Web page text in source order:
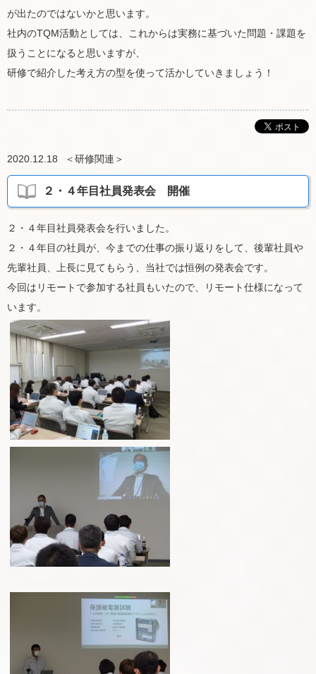
が出たのではないかと思います。
社内のTQM活動としては、これからは実務に基づいた問題・課題を
扱うことになると思いますが、
研修で紹介した考え方の型を使って活かしていきましょう！
2020.12.18 ＜研修関連 ＞
２・４年目社員発表会 開催
２・４年目社員発表会を行いました。
２・４年目の社員が、今までの仕事の振り返りをして、後輩社員や
先輩社員、上長に見てもらう、当社では恒例の発表会です。
今回はリモートで参加する社員もいたので、リモート仕様になって
います。